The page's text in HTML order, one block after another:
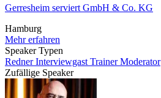
Gerresheim serviert GmbH & Co. KG
Hamburg
Mehr erfahren
Speaker Typen
RednerInterviewgast TrainerModerator
Zufällige Speaker